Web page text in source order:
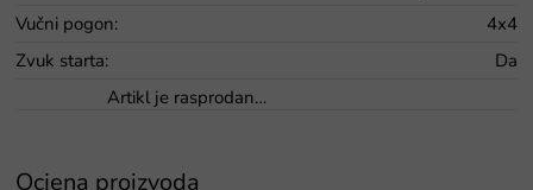
Vučni pogon:
4x4
Zvuk starta:
Da
Artikl je rasprodan…
Ocjena proizvoda